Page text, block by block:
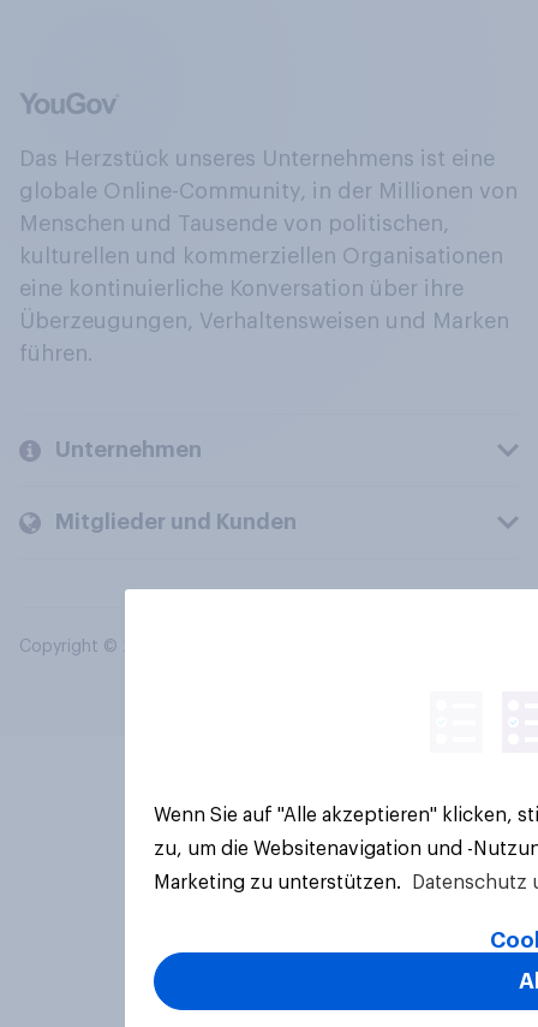
Das Herzstück unseres Unternehmens ist eine
globale Online-Community, in der Millionen von
Menschen und Tausende von politischen,
kulturellen und kommerziellen Organisationen
eine kontinuierliche Konversation über ihre
Überzeugungen, Verhaltensweisen und Marken
führen.
Unternehmen
Mitglieder und Kunden
Copyright © 2026 YouGov PLC. Alle Rechte vorbehalten.
Wenn Sie auf "Alle akzeptieren" klicken,
zu, um die Websitenavigation und -
Marketing zu unterstützen.
Datenschutz